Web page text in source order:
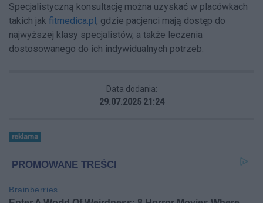
Specjalistyczną konsultację można uzyskać w placówkach
takich jak fitmedica.pl, gdzie pacjenci mają dostęp do
najwyższej klasy specjalistów, a także leczenia
dostosowanego do ich indywidualnych potrzeb.
Data dodania:
29.07.2025 21:24
reklama